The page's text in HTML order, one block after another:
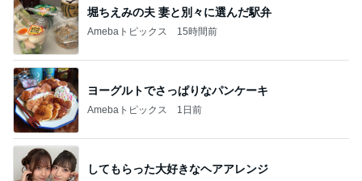
堀ちえみの夫 妻と別々に選んだ駅弁
Amebaトピックス 15時間前
ヨーグルトでさっぱりなパンケーキ
Amebaトピックス 1日前
してもらった大好きなヘアアレンジ